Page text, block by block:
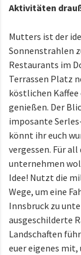
Aktivitäten
Mutters ist der
Sonnenstrahlen
Restaurants im
Terrassen Platz
köstlichen
genießen. Der
imposante
könnt ihr euch
vergessen. Für
unternehmen
Idee! Nutzt die
Wege, um eine
Innsbruck zu
ausgeschilderte
Landschaften
euer eigenes mit,